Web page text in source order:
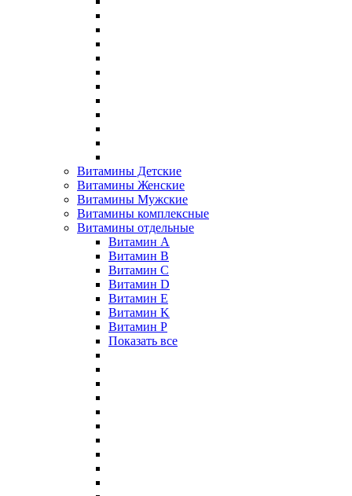
Витамины Детские
Витамины Женские
Витамины Мужские
Витамины комплексные
Витамины отдельные
Витамин A
Витамин B
Витамин C
Витамин D
Витамин E
Витамин K
Витамин P
Показать все